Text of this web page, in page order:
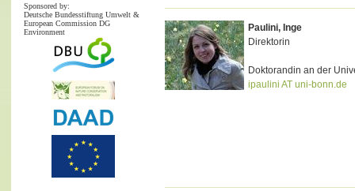
Sponsored by:
Deutsche Bundesstiftung Umwelt &
European Commission DG
Environment
Paulini, Inge
Direktorin
Doktorandin an der
ipaulini AT uni-bonn.de